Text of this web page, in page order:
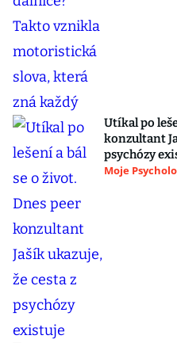
Utíkal po
konzultant
psychózy
Moje